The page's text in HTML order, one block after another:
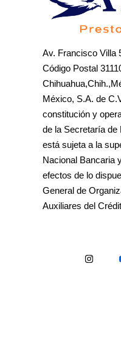
Av. Francisco Villa
Código Postal
México, S.A. de
constitución y
de la Secretaría de
está sujeta a la
Nacional Bancaria
efectos de lo
General de
Auxiliares del